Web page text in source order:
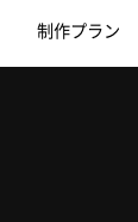
制作プラン